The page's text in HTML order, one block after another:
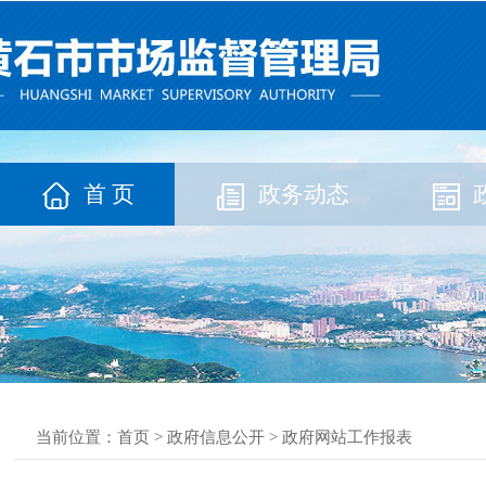
首 页 政务动态
当前位置： 首页 > 政府信息公开 > 政府网站工作报表